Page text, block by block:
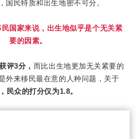
国民特质和出生地密不可分。
国家来说，出生地似乎是个无关紧
要的因素。
评3分， 而比出生地更加无关紧要的
外来移民最在意的人种问题，关于
民众的打分仅为1.8。